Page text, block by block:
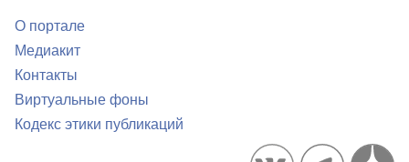
О портале
Медиакит
Контакты
Виртуальные фоны
Кодекс этики публикаций